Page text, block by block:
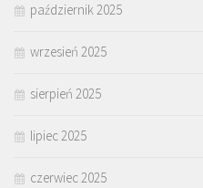
październik 2025
wrzesień 2025
sierpień 2025
lipiec 2025
czerwiec 2025